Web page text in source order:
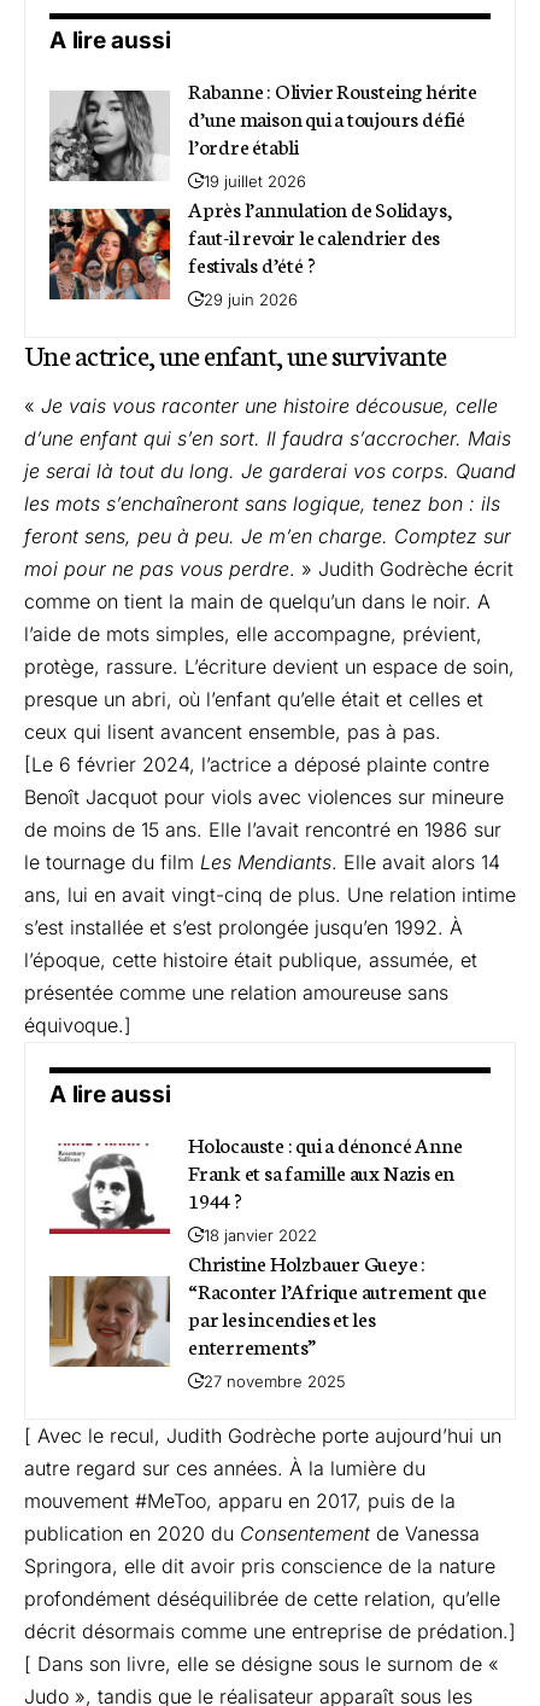
A lire aussi
Rabanne : Olivier Rousteing hérite
d’une maison qui a toujours défié
l’ordre établi
19 juillet 2026
Après l’annulation de Solidays,
faut-il revoir le calendrier des
festivals d’été ?
29 juin 2026
Une actrice, une enfant, une survivante
« Je vais vous raconter une histoire décousue, celle
d’une enfant qui s’en sort. Il faudra s’accrocher. Mais
je serai là tout du long. Je garderai vos corps. Quand
les mots s’enchaîneront sans logique, tenez bon : ils
feront sens, peu à peu. Je m’en charge. Comptez sur
moi pour ne pas vous perdre. » Judith Godrèche écrit
comme on tient la main de quelqu’un dans le noir. A
l’aide de mots simples, elle accompagne, prévient,
protège, rassure. L’écriture devient un espace de soin,
presque un abri, où l’enfant qu’elle était et celles et
ceux qui lisent avancent ensemble, pas à pas.
[Le 6 février 2024, l’actrice a déposé plainte contre
Benoît Jacquot pour viols avec violences sur mineure
de moins de 15 ans. Elle l’avait rencontré en 1986 sur
le tournage du film Les Mendiants. Elle avait alors 14
ans, lui en avait vingt-cinq de plus. Une relation intime
s’est installée et s’est prolongée jusqu’en 1992. À
l’époque, cette histoire était publique, assumée, et
présentée comme une relation amoureuse sans
équivoque.]
A lire aussi
Holocauste : qui a dénoncé Anne
Frank et sa famille aux Nazis en
1944 ?
18 janvier 2022
Christine Holzbauer Gueye :
“Raconter l’Afrique autrement que
par les incendies et les
enterrements”
27 novembre 2025
[ Avec le recul, Judith Godrèche porte aujourd’hui un
autre regard sur ces années. À la lumière du
mouvement #MeToo, apparu en 2017, puis de la
publication en 2020 du Consentement de Vanessa
Springora, elle dit avoir pris conscience de la nature
profondément déséquilibrée de cette relation, qu’elle
décrit désormais comme une entreprise de prédation.]
[ Dans son livre, elle se désigne sous le surnom de «
Judo », tandis que le réalisateur apparaît sous les